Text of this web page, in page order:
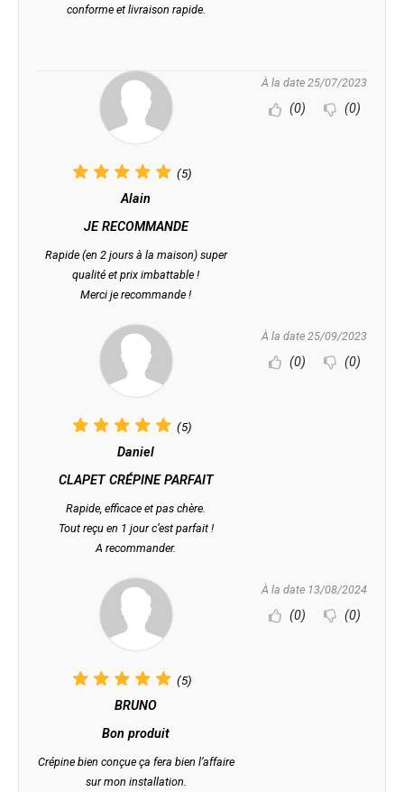
conforme et livraison rapide.
(5)
Alain
JE RECOMMANDE
Rapide (en 2 jours à la maison) super
qualité et prix imbattable !
Merci je recommande !
À la date 25/07/2023
(0) (0)
(5)
Daniel
CLAPET CRÉPINE PARFAIT
Rapide, efficace et pas chère.
Tout reçu en 1 jour c’est parfait !
A recommander.
À la date 25/09/2023
(0) (0)
(5)
BRUNO
Bon produit
Crépine bien conçue ça fera bien l’affaire
sur mon installation.
À la date 13/08/2024
(0) (0)